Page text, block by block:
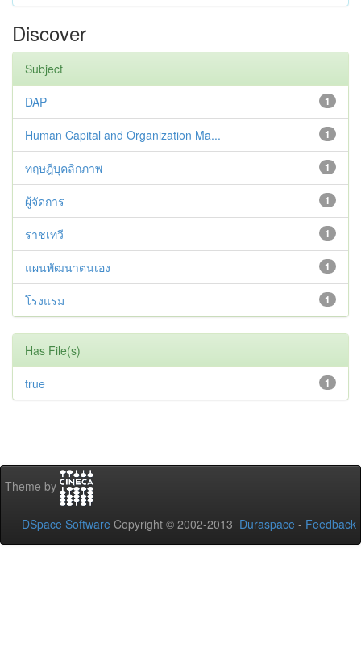
Discover
Subject
1
DAP
1
Human Capital and Organization Ma...
1
ทฤษฎีบุคลิกภาพ
1
ผู้จัดการ
1
ราชเทวี
1
แผนพัฒนาตนเอง
1
โรงแรม
Has File(s)
1
true
Theme by
DSpace Software Copyright © 2002-2013 Duraspace - Feedback